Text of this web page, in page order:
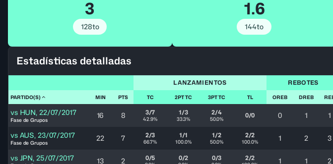
3
128to
1.6
144to
Estadísticas detalladas
LANZAMIENTOS REBOTES
PARTIDO(S) MIN PTS TC 2PT TC 3PT TC TL OREB DREB
vs HUN, 22/07/2017
Fase de Grupos
16 8 3/7
42.9%
1/3
33.3%
2/4
50.0% 0/0 0 1 1
vs AUS, 23/07/2017
Fase de Grupos
22 7 2/3
66.7%
1/1
100.0%
1/2
50.0%
2/2
100.0% 1 2 3
vs JPN, 25/07/2017 13 2 0/5 0/2 0/3 2/2 1 1 2